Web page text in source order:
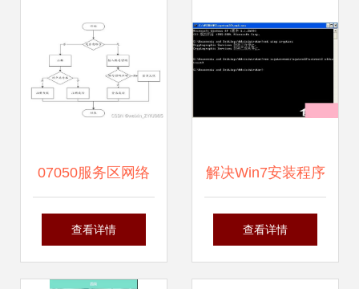
设计与实现
07050服务区网络
维护预约系统的设
查看详情
解决Win7安装程序
无法验证update.inf
查看详情